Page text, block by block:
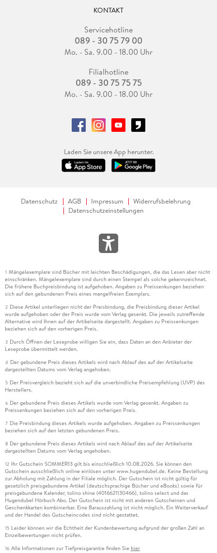
KONTAKT
Servicehotline
089 - 30 75 79 00
Mo. - Sa. 9.00 - 18.00 Uhr
Filialhotline
089 - 30 75 75 75
Mo. - Sa. 9.00 - 18.00 Uhr
Laden Sie unsere App herunter.
Datenschutz AGB Impressum
Widerrufsbelehrung
Datenschutzeinstellungen
1 Mängelexemplare sind Bücher mit leichten Beschädigungen, die das Lesen aber nicht
einschränken. Mängelexemplare sind durch einen Stempel als solche gekennzeichnet.
Die frühere Buchpreisbindung ist aufgehoben. Angaben zu Preissenkungen beziehen
sich auf den gebundenen Preis eines mangelfreien Exemplars.
2 Diese Artikel unterliegen nicht der Preisbindung, die Preisbindung dieser Artikel
wurde aufgehoben oder der Preis wurde vom Verlag gesenkt. Die jeweils zutreffende
Alternative wird Ihnen auf der Artikelseite dargestellt. Angaben zu Preissenkungen
beziehen sich auf den vorherigen Preis.
3 Durch Öffnen der Leseprobe willigen Sie ein, dass Daten an den Anbieter der
Leseprobe übermittelt werden.
4 Der gebundene Preis dieses Artikels wird nach Ablauf des auf der Artikelseite
dargestellten Datums vom Verlag angehoben.
5 Der Preisvergleich bezieht sich auf die unverbindliche Preisempfehlung (UVP) des
Herstellers.
6 Der gebundene Preis dieses Artikels wurde vom Verlag gesenkt. Angaben zu
Preissenkungen beziehen sich auf den vorherigen Preis.
7 Die Preisbindung dieses Artikels wurde aufgehoben. Angaben zu Preissenkungen
beziehen sich auf den letzten gebundenen Preis.
8 Der gebundene Preis dieses Artikels wird nach Ablauf des auf der Artikelseite
dargestellten Datums vom Verlag angehoben.
12 Ihr Gutschein SOMMER13 gilt bis einschließlich 10.08.2026. Sie können den
Gutschein ausschließlich online einlösen unter www.hugendubel.de. Keine Bestellung
zur Abholung mit Zahlung in der Filiale möglich. Der Gutschein ist nicht gültig für
gesetzlich preisgebundene Artikel (deutschsprachige Bücher und eBooks) sowie für
preisgebundene Kalender, tolino shine (4016621130466), tolino select und das
Hugendubel Hörbuch Abo. Der Gutschein ist nicht mit anderen Gutscheinen und
Geschenkkarten kombinierbar. Eine Barauszahlung ist nicht möglich. Ein Weiterverkauf
und der Handel des Gutscheincodes sind nicht gestattet.
15 Leider können wir die Echtheit der Kundenbewertung aufgrund der großen Zahl an
Einzelbewertungen nicht prüfen.
16 Alle Informationen zur Tiefpreisgarantie finden Sie hier